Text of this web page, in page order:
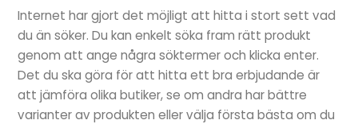
Internet har gjort det möjligt att hitta i stort sett vad
du än söker. Du kan enkelt söka fram rätt produkt
genom att ange några söktermer och klicka enter.
Det du ska göra för att hitta ett bra erbjudande är
att jämföra olika butiker, se om andra har bättre
varianter av produkten eller välja första bästa om du